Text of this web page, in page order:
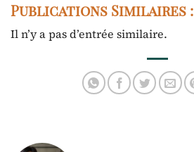
Publications Similaires :
Il n’y a pas d’entrée similaire.